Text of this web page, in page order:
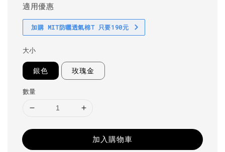
適用優惠
加購 MIT防曬透氣棉T 只要190元
大小
銀色 玫瑰金
數量
加入購物車